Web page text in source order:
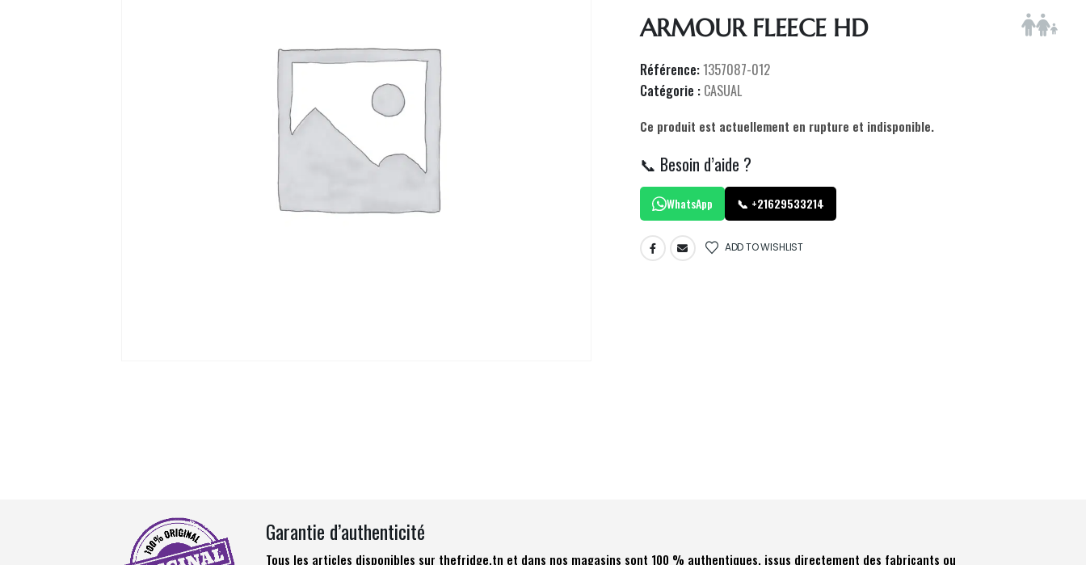
ARMOUR FLEECE HD
Référence:1357087-012
Catégorie : CASUAL
Ce produit est actuellement en rupture et indisponible.
📞 Besoin d’aide ?
WhatsApp 📞 +21629533214
ADD TO WISHLIST
Garantie d’authenticité
Tous les articles disponibles sur thefridge.tn et dans nos magasins sont 100 % authentiques, issus directement des fabricants ou